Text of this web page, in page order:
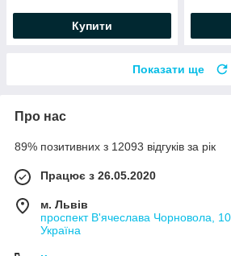
Купити
Показати ще
Про нас
89% позитивних з 12093 відгуків за рік
Працює з 26.05.2020
м. Львів
проспект В'ячеслава Чорновола,
Україна